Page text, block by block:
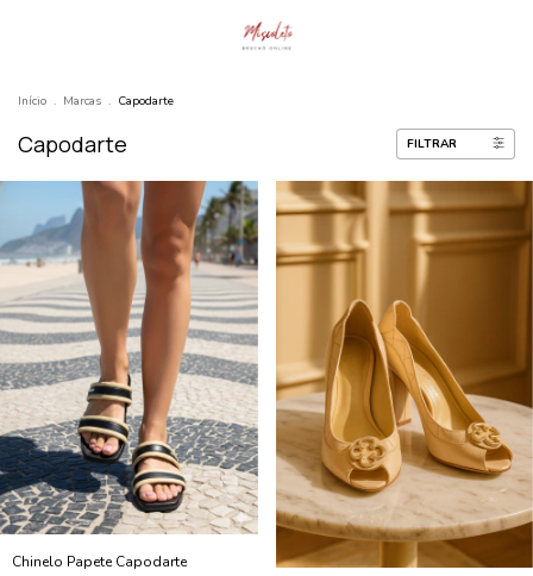
Início . Marcas . Capodarte
Capodarte FILTRAR
Chinelo Papete Capodarte